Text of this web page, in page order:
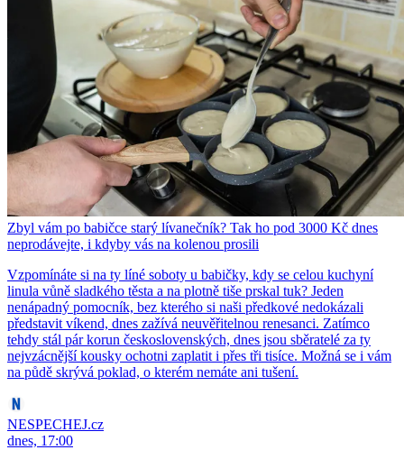
Zbyl vám po babičce starý lívanečník? Tak ho pod 3000 Kč dnes
neprodávejte, i kdyby vás na kolenou prosili
Vzpomínáte si na ty líné soboty u babičky, kdy se celou kuchyní
linula vůně sladkého těsta a na plotně tiše prskal tuk? Jeden
nenápadný pomocník, bez kterého si naši předkové nedokázali
představit víkend, dnes zažívá neuvěřitelnou renesanci. Zatímco
tehdy stál pár korun československých, dnes jsou sběratelé za ty
nejvzácnější kousky ochotni zaplatit i přes tři tisíce. Možná se i vám
na půdě skrývá poklad, o kterém nemáte ani tušení.
NESPECHEJ.cz
dnes, 17:00